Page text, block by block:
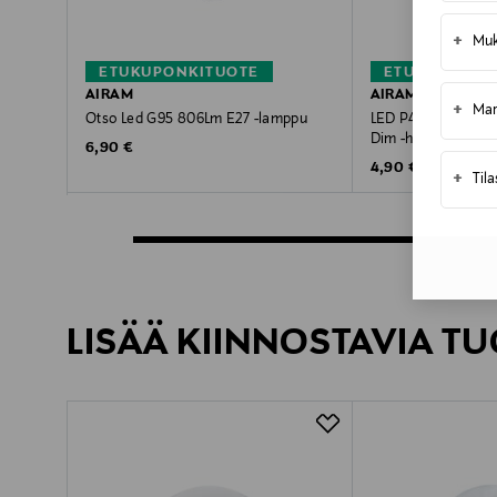
+
+
+
ETUKUPONKITUOTE
AIRAM
Otso Led G95 806Lm E27 -lamppu
Original Price
6,90 €
AIRAM
LED P45 827 470lm
Dim -
Original Price
4,90 €
LISÄÄ KIINNOSTAVIA